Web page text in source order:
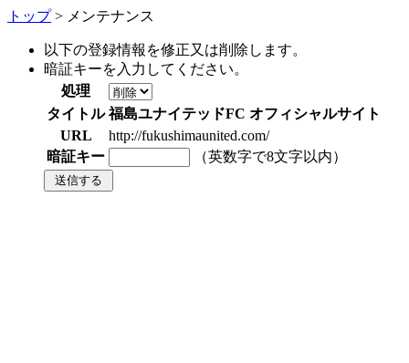
トップ> メンテナンス
以下の登録情報を修正又は削除します。
暗証キーを入力してください。
処理
タイトル 福島ユナイテッドFC オフィシャルサイト
URL
http://fukushimaunited.com/
暗証キー
（英数字で8文字以内）